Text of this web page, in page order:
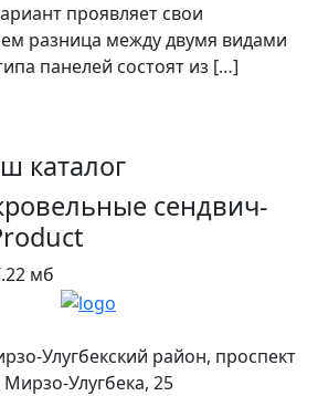
проявляет свои
разница между двумя видами
панелей состоят из […]
каталог
сендвич-
мб
Улугбекский район, проспект
Мирзо-Улугбека, 25